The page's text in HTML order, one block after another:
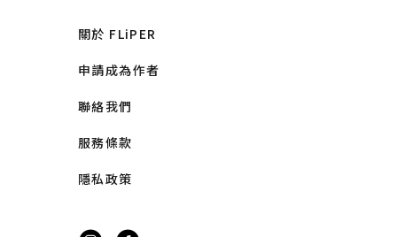
關於 FLiPER
申請成為作者
聯絡我們
服務條款
隱私政策